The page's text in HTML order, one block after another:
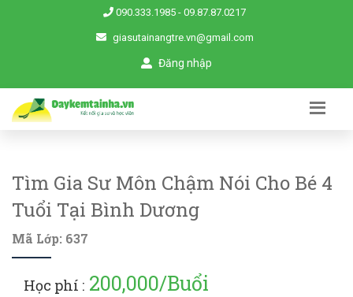
090.333.1985 - 09.87.87.0217
giasutainangtre.vn@gmail.com
Đăng nhập
Tìm Gia Sư Môn Chậm Nói Cho Bé 4
Tuổi Tại Bình Dương
Mã Lớp: 637
Học phí : 200,000/Buổi